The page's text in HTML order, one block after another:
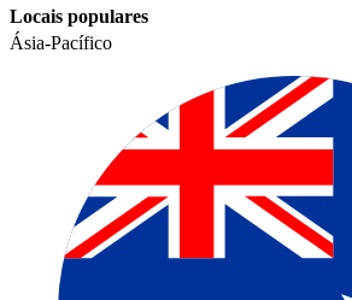
Locais populares​​
Ásia-Pacífico​​